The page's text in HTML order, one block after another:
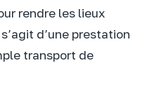
rendre les lieux
d’une prestation
transport de